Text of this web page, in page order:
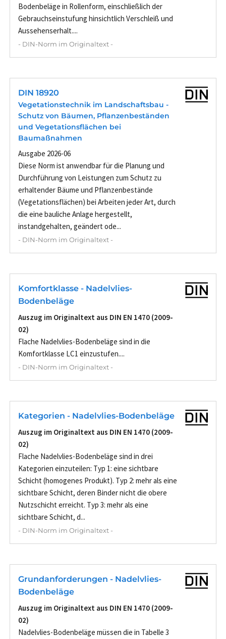
Bodenbeläge in Rollenform, einschließlich der
Gebrauchseinstufung hinsichtlich Verschleiß und
Aussehenserhalt....
- DIN-Norm im Originaltext -
DIN 18920
Vegetationstechnik im Landschaftsbau -
Schutz von Bäumen, Pflanzenbeständen
und Vegetationsflächen bei
Baumaßnahmen
Ausgabe 2026-06
Diese Norm ist anwendbar für die Planung und
Durchführung von Leistungen zum Schutz zu
erhaltender Bäume und Pflanzenbestände
(Vegetationsflächen) bei Arbeiten jeder Art, durch
die eine bauliche Anlage hergestellt,
instandgehalten, geändert ode...
- DIN-Norm im Originaltext -
Komfortklasse - Nadelvlies-
Bodenbeläge
Auszug im Originaltext aus DIN EN 1470 (2009-
02)
Flache Nadelvlies-Bodenbeläge sind in die
Komfortklasse LC1 einzustufen....
- DIN-Norm im Originaltext -
Kategorien - Nadelvlies-Bodenbeläge
Auszug im Originaltext aus DIN EN 1470 (2009-
02)
Flache Nadelvlies-Bodenbeläge sind in drei
Kategorien einzuteilen: Typ 1: eine sichtbare
Schicht (homogenes Produkt). Typ 2: mehr als eine
sichtbare Schicht, deren Binder nicht die obere
Nutzschicht erreicht. Typ 3: mehr als eine
sichtbare Schicht, d...
- DIN-Norm im Originaltext -
Grundanforderungen - Nadelvlies-
Bodenbeläge
Auszug im Originaltext aus DIN EN 1470 (2009-
02)
Nadelvlies-Bodenbeläge müssen die in Tabelle 3